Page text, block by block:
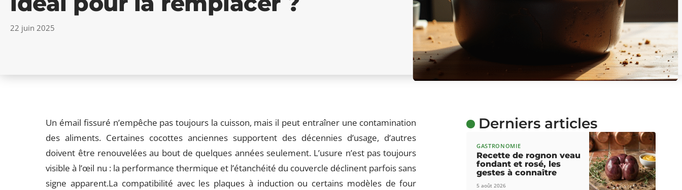
22 juin 2025
Un émail fissuré n’empêche pas toujours la cuisson, mais il peut entraîner une contamination
des aliments. Certaines cocottes anciennes supportent des décennies d’usage, d’autres
doivent être renouvelées au bout de quelques années seulement. L’usure n’est pas toujours
visible à l’œil nu : la performance thermique et l’étanchéité du couvercle déclinent parfois sans
signe apparent.La compatibilité avec les plaques à induction ou certains modèles de four
Derniers articles
GASTRONOMIE
Recette de rognon veau
fondant et rosé, les
gestes à connaître
5 août 2026